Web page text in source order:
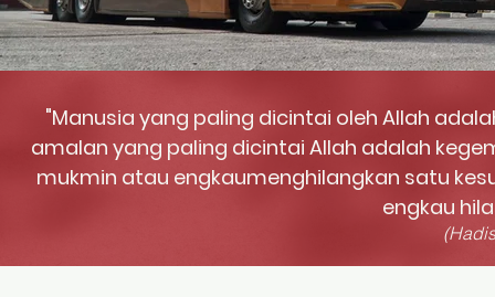
"Manusia yang paling dicintai oleh Allah
amalan yang paling dicintai Allah adalah
mukmin atau engkaumenghilangkan satu
engkau